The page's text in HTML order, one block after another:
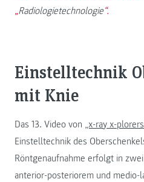
„Radiologietechnologie“.
Einstelltechnik
mit Knie
Das 13. Video von „x-ray x-
Einstelltechnik des
Röntgenaufnahme erfolgt in
anterior-posteriorem und medio-